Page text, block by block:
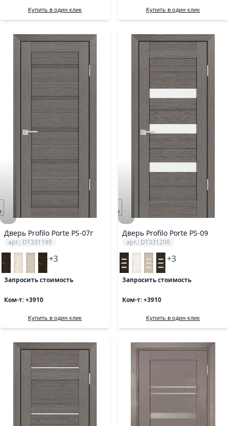
Купить в один клик Купить в один клик
Дверь Profilo Porte PS-07г
арт.: DT331199
+3
Запросить стоимость
Ком-т: +3910
Купить в один клик
Дверь Profilo Porte PS-09
арт.: DT331200
+3
Запросить стоимость
Ком-т: +3910
заказ
Купить в один клик